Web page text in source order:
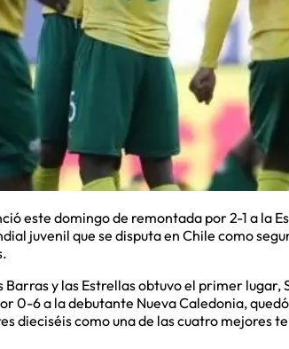
este domingo de remontada por 2-1 a la
juvenil que se disputa en Chile como
y las Estrellas obtuvo el primer lugar,
0-6 a la debutante Nueva Caledonia,
dieciséis como una de las cuatro mejores